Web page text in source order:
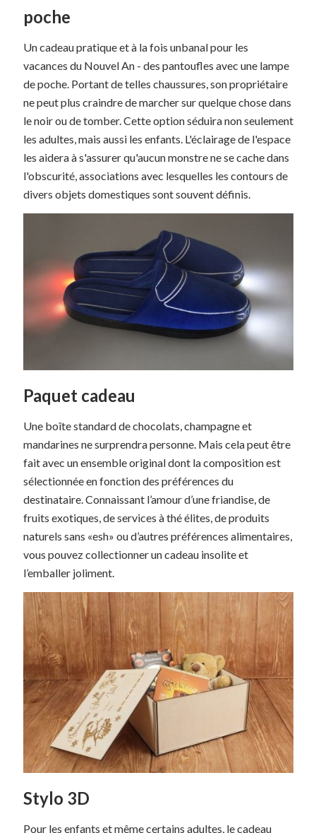
poche
Un cadeau pratique et à la fois unbanal pour les
vacances du Nouvel An - des pantoufles avec une lampe
de poche. Portant de telles chaussures, son propriétaire
ne peut plus craindre de marcher sur quelque chose dans
le noir ou de tomber. Cette option séduira non seulement
les adultes, mais aussi les enfants. L'éclairage de l'espace
les aidera à s'assurer qu'aucun monstre ne se cache dans
l'obscurité, associations avec lesquelles les contours de
divers objets domestiques sont souvent définis.
Paquet cadeau
Une boîte standard de chocolats, champagne et
mandarines ne surprendra personne. Mais cela peut être
fait avec un ensemble original dont la composition est
sélectionnée en fonction des préférences du
destinataire. Connaissant l’amour d’une friandise, de
fruits exotiques, de services à thé élites, de produits
naturels sans «esh» ou d’autres préférences alimentaires,
vous pouvez collectionner un cadeau insolite et
l’emballer joliment.
Stylo 3D
Pour les enfants et même certains adultes, le cadeau